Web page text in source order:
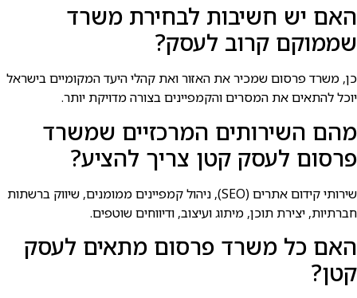
האם יש חשיבות לבחירת משרד
שממוקם קרוב לעסק?
כן, משרד פרסום שמכיר את האזור ואת קהלי היעד המקומיים בישראל
יוכל להתאים את המסרים והקמפיינים בצורה מדויקת יותר.
מהם השירותים המרכזיים שמשרד
פרסום לעסק קטן צריך להציע?
שירותי קידום אתרים (SEO), ניהול קמפיינים ממומנים, שיווק ברשתות
חברתיות, יצירת תוכן, מיתוג ועיצוב, ודיווחים שוטפים.
האם כל משרד פרסום מתאים לעסק
קטן?